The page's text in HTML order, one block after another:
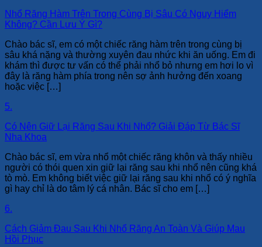
Nhổ Răng Hàm Trên Trong Cùng Bị Sâu Có Nguy Hiểm
Không? Cần Lưu Ý Gì?
Chào bác sĩ, em có một chiếc răng hàm trên trong cùng bị
sâu khá nặng và thường xuyên đau nhức khi ăn uống. Em đi
khám thì được tư vấn có thể phải nhổ bỏ nhưng em hơi lo vì
đây là răng hàm phía trong nên sợ ảnh hưởng đến xoang
hoặc việc […]
5.
Có Nên Giữ Lại Răng Sau Khi Nhổ? Giải Đáp Từ Bác Sĩ
Nha Khoa
Chào bác sĩ, em vừa nhổ một chiếc răng khôn và thấy nhiều
người có thói quen xin giữ lại răng sau khi nhổ nên cũng khá
tò mò. Em không biết việc giữ lại răng sau khi nhổ có ý nghĩa
gì hay chỉ là do tâm lý cá nhân. Bác sĩ cho em […]
6.
Cách Giảm Đau Sau Khi Nhổ Răng An Toàn Và Giúp Mau
Hồi Phục